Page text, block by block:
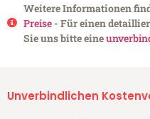
Weitere Informationen
Preise- Für einen
Sie uns bitte eine
Unverbindlichen